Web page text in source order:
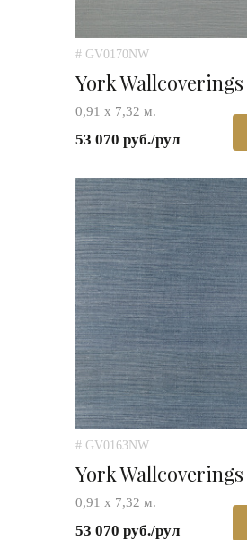
# GV0170NW
York Wallcoverings
0,91 х 7,32 м.
53 070 руб./рул
# GV0163NW
York Wallcoverings
0,91 х 7,32 м.
53 070 руб./рул